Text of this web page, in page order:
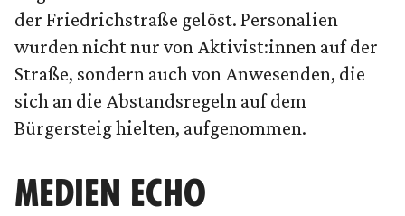
der Friedrichstraße gelöst. Personalien
wurden nicht nur von Aktivist:innen auf der
Straße, sondern auch von Anwesenden, die
sich an die Abstandsregeln auf dem
Bürgersteig hielten, aufgenommen.
MEDIEN ECHO